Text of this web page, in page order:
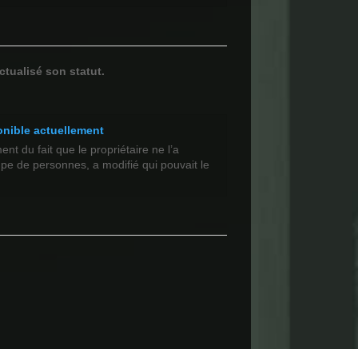
son statut.
actuellement
du fait que le propriétaire ne l’a
de personnes, a modifié qui pouvait le